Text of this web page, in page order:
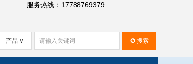
服务热线：17788769379
✪ 搜索
产品 ∨